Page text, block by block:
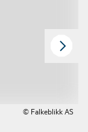
© Falkeblikk AS